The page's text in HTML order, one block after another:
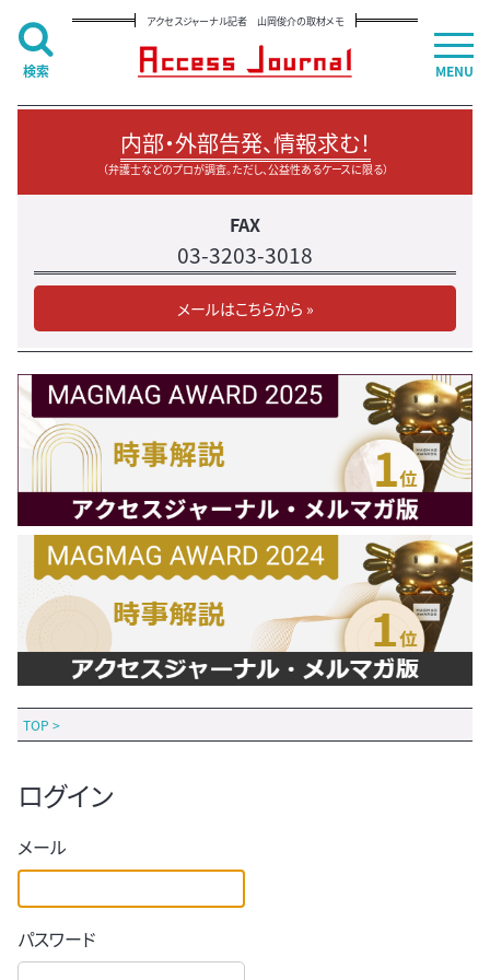
アクセスジャーナル記者 山岡俊介の取材メモ
内部・外部告発、情報求む！
（弁護士などのプロが調査。ただし、公益性あるケースに限る）
FAX
03-3203-3018
メールはこちらから »
TOP >
ログイン
メール
パスワード
MENU
検索